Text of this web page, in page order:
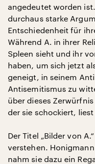
angedeutet worden
durchaus starke
Entschiedenheit für
Während A. in ihrer
Spleen sieht und ihr
haben, um sich jetzt
geneigt, in seinem
Antisemitismus zu
über dieses
der sie schockiert,
Der Titel „Bilder von
verstehen.
nahm sie dazu ein